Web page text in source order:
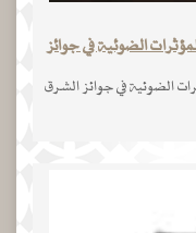
الضوئية في جوائز
الضوئية في جوائز الشرق